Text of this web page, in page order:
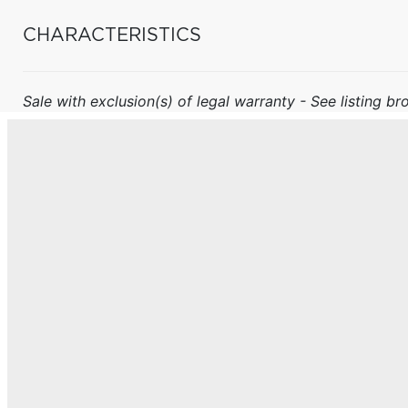
CHARACTERISTICS
Sale with exclusion(s) of legal warranty - See listing